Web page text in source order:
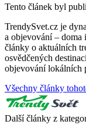
Tento článek byl
TrendySvet.cz je
a objevování – doma
články o aktuálních
osvědčených
objevování lokálních
Všechny články
Další články z